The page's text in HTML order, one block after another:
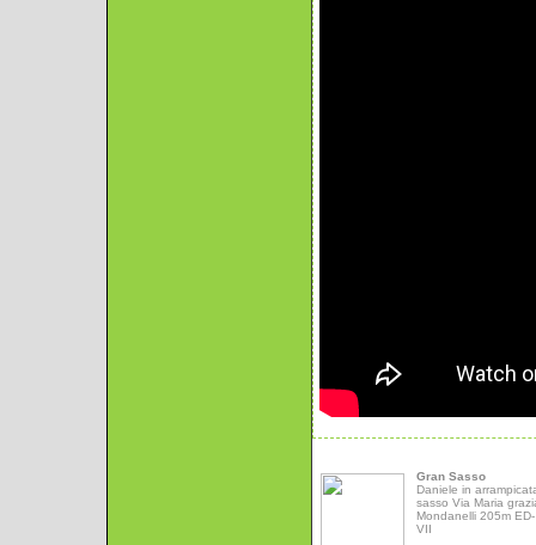
Gran Sasso
Daniele in
sasso Via Maria
Mondanelli 205m
VII